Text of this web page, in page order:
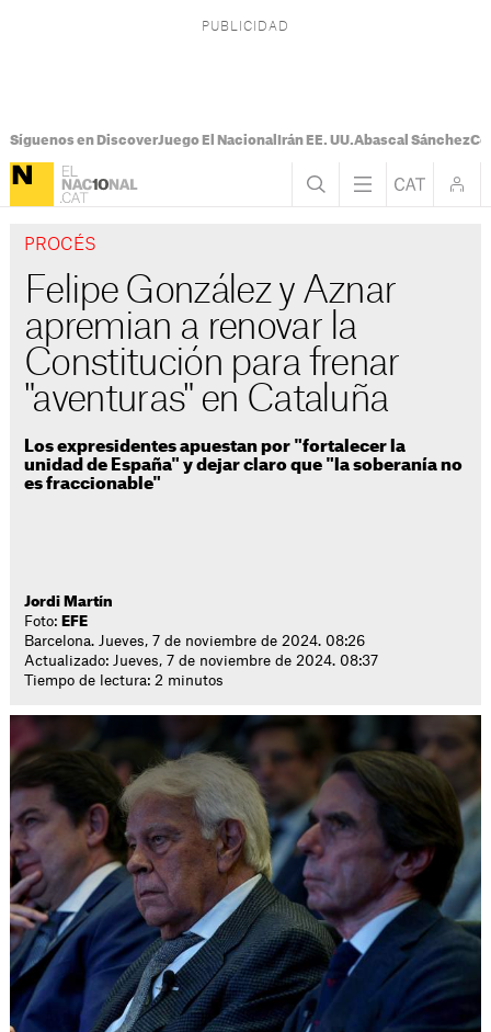
Síguenos en DiscoverJuego El Nacional Irán EE. UU.Abascal Sánchez
PROCÉS
Felipe González y Aznar
apremian a renovar la
Constitución para frenar
"aventuras" en Cataluña
Los expresidentes apuestan por "fortalecer la
unidad de España" y dejar claro que "la soberanía no
es fraccionable"
Jordi Martín
Foto: EFE
Barcelona. Jueves, 7 de noviembre de 2024. 08:26
Actualizado: Jueves, 7 de noviembre de 2024. 08:37
Tiempo de lectura: 2 minutos